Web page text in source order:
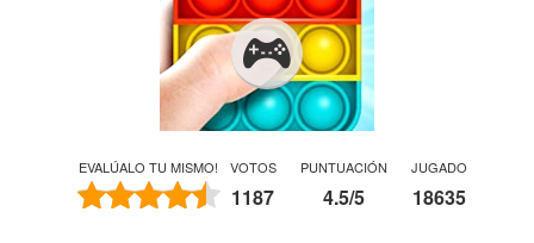
Acción
Chicas
Fútbol
EVALÚALO TU MISMO! VOTOS
1187
PUNTUACIÓN
4.5/5
JUGADO
18635